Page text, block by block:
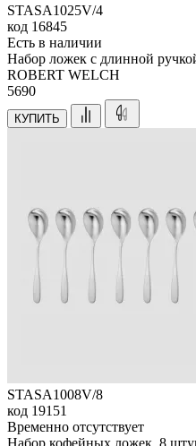
STASA1025V/4
код 16845
Есть в наличии
Набор ложек с длинной
ROBERT WELCH
5690
КУПИТЬ
STASA1008V/8
код 19151
Временно отсутствует
Набор кофейных ложек, 8